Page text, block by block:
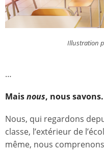
Illustration
…
Maisnous, nous savons.
Nous, qui regardons
classe, l’extérieur de
même, nous